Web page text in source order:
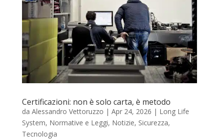
Certificazioni: non è solo carta, è metodo
da Alessandro Vettoruzzo | Apr 24, 2026 | Long Life
System, Normative e Leggi, Notizie, Sicurezza,
Tecnologia